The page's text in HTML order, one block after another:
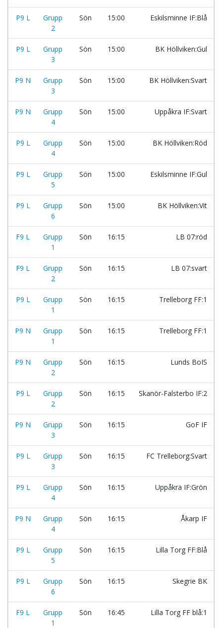
P9 L
Grupp
2
Sön 15:00 Eskilsminne IF:Blå
P9 L
Grupp
3
Sön 15:00 BK Höllviken:Gul
P9 N
Grupp
3
Sön 15:00 BK Höllviken:Svart
P9 N
Grupp
4
Sön 15:00 Uppåkra IF:Svart
P9 L
Grupp
4
Sön 15:00 BK Höllviken:Röd
P9 L
Grupp
5
Sön 15:00 Eskilsminne IF:Gul
P9 L
Grupp
6
Sön 15:00 BK Höllviken:Vit
F9 L
Grupp
1
Sön 16:15 LB 07:röd
F9 L
Grupp
2
Sön 16:15 LB 07:svart
P9 L
Grupp
1
Sön 16:15 Trelleborg FF:1
P9 N
Grupp
1
Sön 16:15 Trelleborg FF:1
P9 N
Grupp
2
Sön 16:15 Lunds BoIS
P9 L
Grupp
2
Sön 16:15 Skanör-Falsterbo IF:2
P9 N
Grupp
3
Sön 16:15 GoF IF
P9 L
Grupp
3
Sön 16:15 FC Trelleborg:Svart
P9 L
Grupp
4
Sön 16:15 Uppåkra IF:Grön
P9 N
Grupp
4
Sön 16:15 Åkarp IF
P9 L
Grupp
5
Sön 16:15 Lilla Torg FF:Blå
P9 L
Grupp
6
Sön 16:15 Skegrie BK
F9 L
Grupp
1
Sön 16:45 Lilla Torg FF blå:1